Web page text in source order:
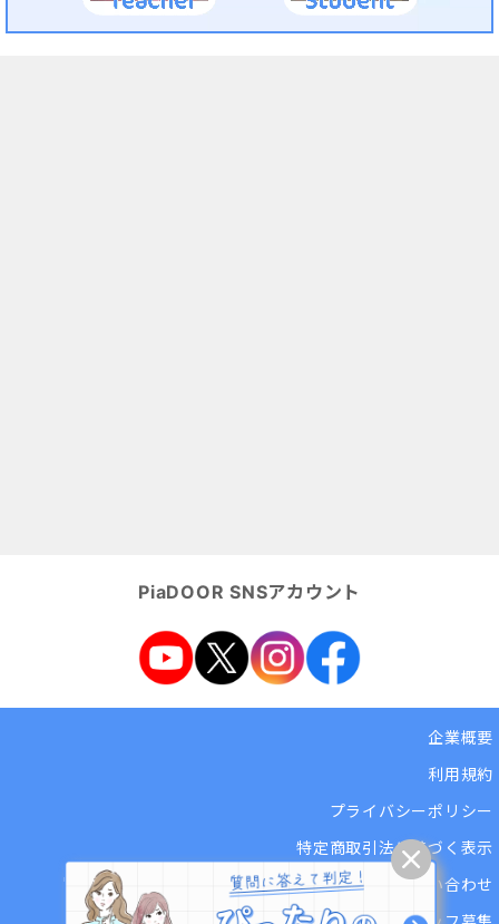
PiaDOOR SNSアカウント
企業概要
利用規約
プライバシーポリシー
特定商取引法に基づく表示
ヘルプセンター・お問い合わせ